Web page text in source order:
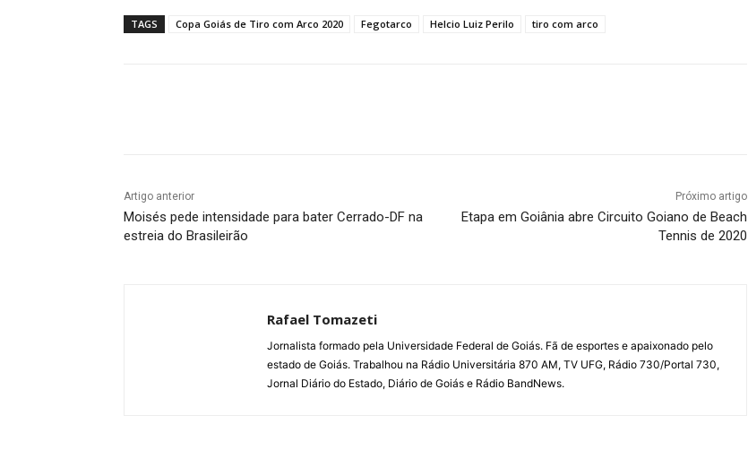
TAGS Copa Goiás de Tiro com Arco 2020 Fegotarco Helcio Luiz Perilo tiro com arco
Artigo anterior
Moisés pede intensidade para bater Cerrado-DF na
estreia do Brasileirão
Próximo artigo
Etapa em Goiânia abre Circuito Goiano de Beach
Tennis de 2020
Rafael Tomazeti
Jornalista formado pela Universidade Federal de Goiás. Fã de esportes e apaixonado pelo
estado de Goiás. Trabalhou na Rádio Universitária 870 AM, TV UFG, Rádio 730/Portal 730,
Jornal Diário do Estado, Diário de Goiás e Rádio BandNews.